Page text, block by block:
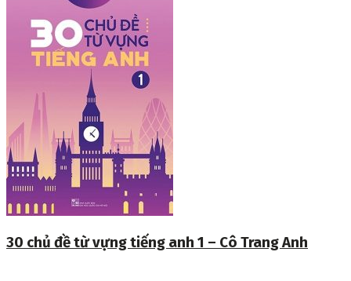
30 chủ đề từ vựng tiếng anh 1 – Cô Trang Anh